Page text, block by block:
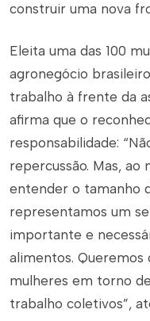
construir uma nova
Eleita uma das 100
agronegócio
trabalho à frente da
afirma que o
responsabilidade:
repercussão. Mas,
entender o tamanho
representamos um
importante e
alimentos.
mulheres em torno
trabalho coletivos”,